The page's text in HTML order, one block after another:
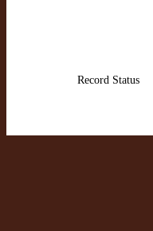
Record Status